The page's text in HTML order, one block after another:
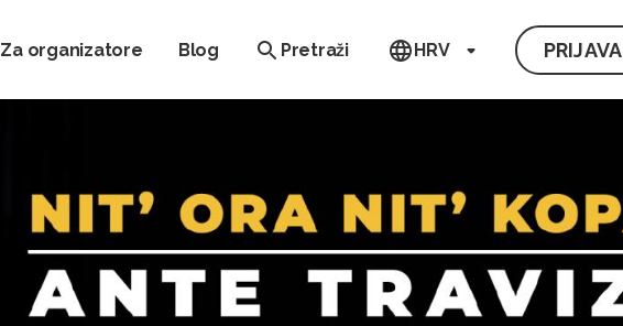
Za organizatore Blog Pretraži HRV PRIJAVA